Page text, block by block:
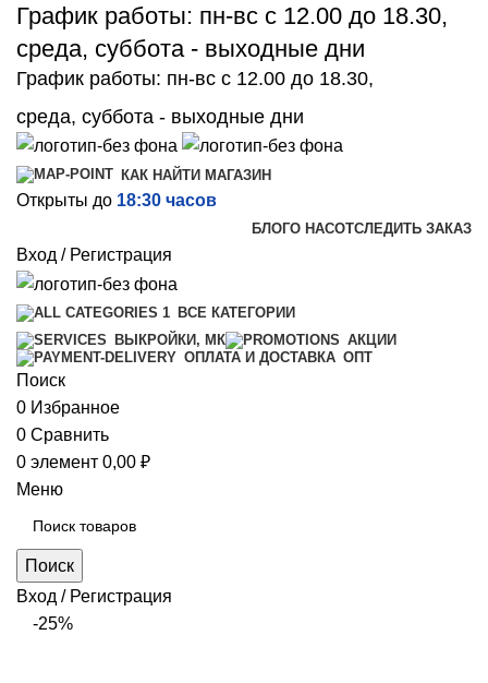
График работы: пн-вс с 12.00 до 18.30,
среда, суббота - выходные дни
График работы: пн-вс с 12.00 до 18.30,
среда, суббота - выходные дни
КАК НАЙТИ МАГАЗИН
Открыты до 18:30 часов
БЛОГО НАСОТСЛЕДИТЬ ЗАКАЗ
Вход / Регистрация
ВСЕ КАТЕГОРИИ
ВЫКРОЙКИ, МК
АКЦИИ
ОПЛАТА И ДОСТАВКА ОПТ
Поиск
0 Избранное
0 Сравнить
0 элемент 0,00 ₽
Меню
Поиск
Вход / Регистрация
-25%